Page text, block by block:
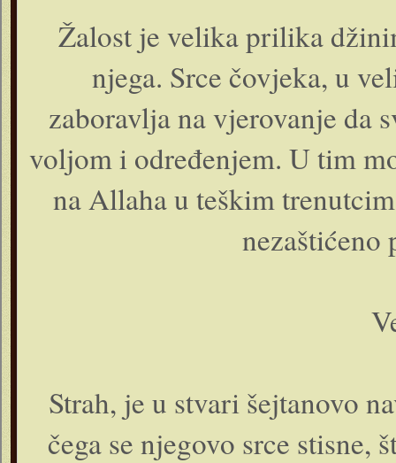
Žalost je velika prilika
njega. Srce čovjeka, u
zaboravlja na vjerovanje da
voljom i određenjem. U tim
na Allaha u teškim
nezaštićeno
Strah, je u stvari šejtanovo
čega se njegovo srce stisne,